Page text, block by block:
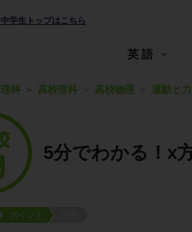
中学生トップはこちら
英語
理科 高校理科 高校物理 運動と力
5分でわかる！x
ポイント